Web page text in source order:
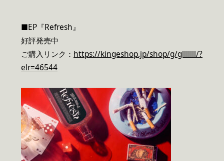
■EP『Refresh』
好評発売中
ご購入リンク： https://kingeshop.jp/shop/g/glllllll/?
elr=46544